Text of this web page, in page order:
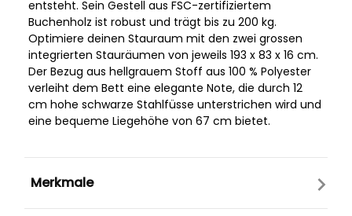
entsteht. Sein Gestell aus FSC-zertifiziertem
Buchenholz ist robust und trägt bis zu 200 kg.
Optimiere deinen Stauraum mit den zwei grossen
integrierten Stauräumen von jeweils 193 x 83 x 16 cm.
Der Bezug aus hellgrauem Stoff aus 100 % Polyester
verleiht dem Bett eine elegante Note, die durch 12
cm hohe schwarze Stahlfüsse unterstrichen wird und
eine bequeme Liegehöhe von 67 cm bietet.
Merkmale